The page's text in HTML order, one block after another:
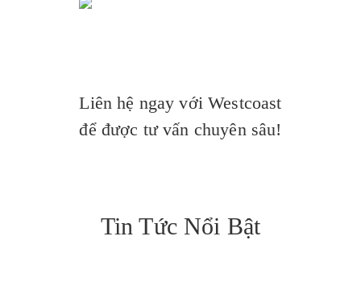
Liên hệ ngay với Westcoast
để được tư vấn chuyên sâu!
Tin Tức Nổi Bật